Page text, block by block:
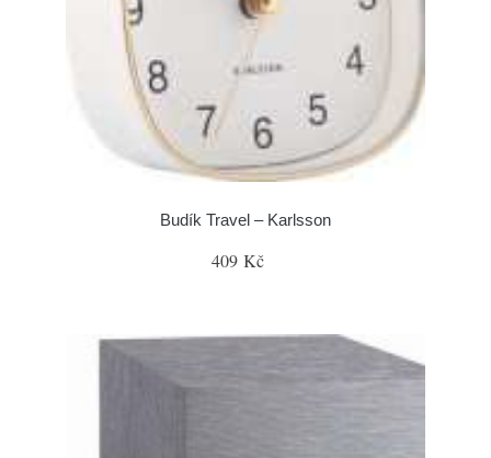
Budík Travel – Karlsson
409 Kč